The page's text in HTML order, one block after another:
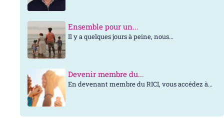
Ensemble pour un...
Il y a quelques jours à peine, nous...
Devenir membre du...
En devenant membre du RICI, vous accédez à...